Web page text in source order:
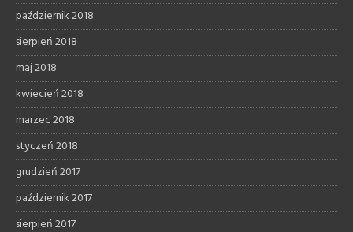
październik 2018
sierpień 2018
maj 2018
kwiecień 2018
marzec 2018
styczeń 2018
grudzień 2017
październik 2017
sierpień 2017